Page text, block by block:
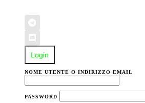
Login
NOME UTENTE O INDIRIZZO EMAIL
PASSWORD